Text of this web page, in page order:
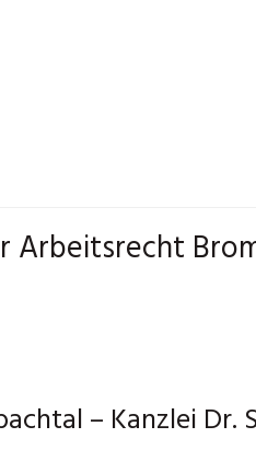
Arbeitsrecht
– Kanzlei Dr.